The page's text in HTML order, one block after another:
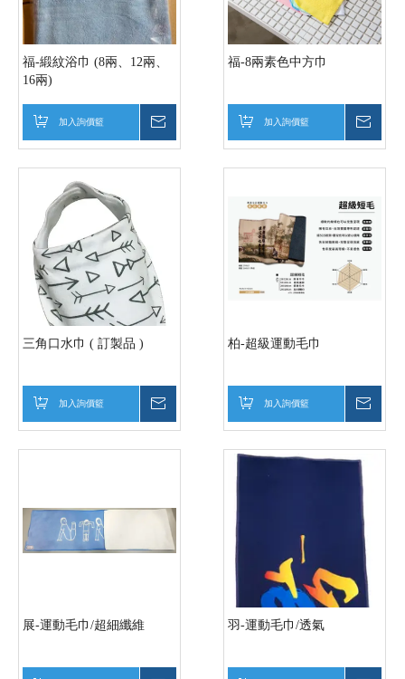
福-緞紋浴巾 (8兩、12兩、
16兩)
加入詢價籃
福-8兩素色中方巾
加入詢價籃
三角口水巾 ( 訂製品 )
加入詢價籃
柏-超級運動毛巾
加入詢價籃
展-運動毛巾/超細纖維 羽-運動毛巾/透氣